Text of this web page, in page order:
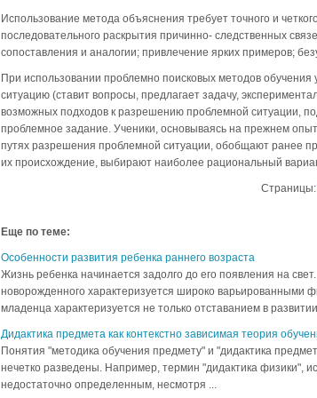
Использование метода объяснения требует точного и
последовательного раскрытия причинно- следственных
сопоставления и аналогии; привлечение ярких примеров;
При использовании проблемно поисковых методов
ситуацию (ставит вопросы, предлагает задачу,
возможных подходов к разрешению проблемной ситуации,
проблемное задание. Ученики, основываясь на прежнем
путях разрешения проблемной ситуации, обобщают ранее
их происхождение, выбирают наиболее рациональный
Страницы:
Еще по теме:
Особенности развития ребенка раннего возраста
Жизнь ребенка начинается задолго до его появления на
новорожденного характеризуется широко варьированными
младенца характеризуется не только отставанием в
Дидактика предмета как контекстно зависимая теория
Понятия "методика обучения предмету" и "дидактика
нечетко разведены. Например, термин "дидактика физики",
недостаточно определенным, несмотря ...